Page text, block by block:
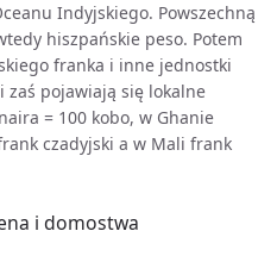
Indyjskiego. Powszechną
hiszpańskie peso. Potem
franka i inne jednostki
zaś pojawiają się lokalne
= 100 kobo, w Ghanie
czadyjski a w Mali frank
i domostwa